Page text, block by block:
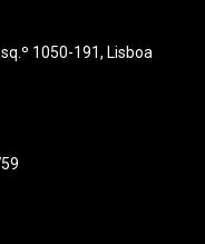
1050-191, Lisboa